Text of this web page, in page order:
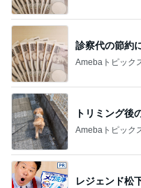
診察代の節約
Amebaトピック
トリミング後
Amebaトピック
レジェンド松